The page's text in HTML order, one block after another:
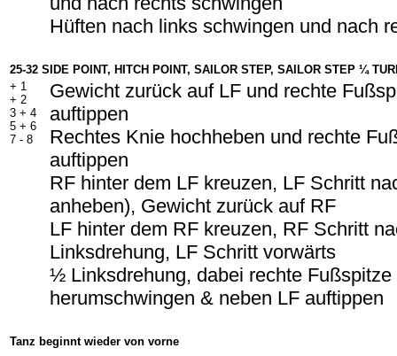
Hüften nach links schwingen und nach
25-32 SIDE POINT, HITCH POINT, SAILOR STEP, SAILOR STEP ¼
+ 1
+ 2
3 + 4
5 + 6
7 - 8
Gewicht zurück auf LF und rechte
auftippen
Rechtes Knie hochheben und rechte
auftippen
RF hinter dem LF kreuzen, LF Schritt
anheben), Gewicht zurück auf RF
LF hinter dem RF kreuzen, RF Schritt
Linksdrehung, LF Schritt vorwärts
½ Linksdrehung, dabei rechte Fußspitze
herumschwingen & neben LF auftippen
Tanz beginnt wieder von vorne